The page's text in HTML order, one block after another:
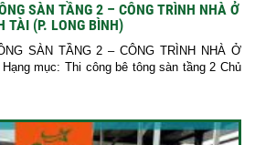
SÀN TẦNG 2 – CÔNG TRÌNH NHÀ Ở
TÀI (P. LONG BÌNH)
SÀN TẦNG 2 – CÔNG TRÌNH NHÀ Ở
mục: Thi công bê tông sàn tầng 2 Chủ